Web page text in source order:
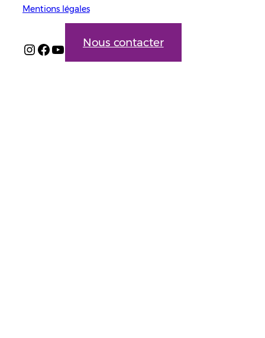
Mentions légales
Instagram
Facebook
YouTubeNous contacter